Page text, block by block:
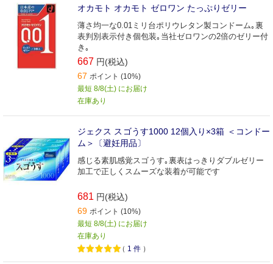
オカモト オカモト ゼロワン たっぷりゼリー
薄さ均一な0.01ミリ台ポリウレタン製コンドーム｡裏
表判別表示付き個包装｡当社ゼロワンの2倍のゼリー付
き｡
667 円(税込)
67 ポイント (10%)
最短 8/8(土) にお届け
在庫あり
ジェクス スゴうす1000 12個入り×3箱 ＜コンドー
ム＞〔避妊用品〕
感じる素肌感覚スゴうす｡裏表はっきりダブルゼリー
加工で正しくスムーズな装着が可能です
681 円(税込)
69 ポイント (10%)
最短 8/8(土) にお届け
在庫あり
（ 1 件 ）